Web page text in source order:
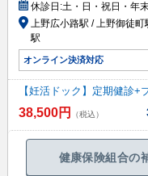
休診日:土・日・祝日・年
上野広小路駅 / 上野御徒
駅
オンライン決済対応
【妊活ドック】定期健診+
38,500円 （税込）
健康保険組合の